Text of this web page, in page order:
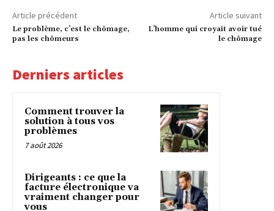
Article précédent
Le problème, c’est le chômage,
pas les chômeurs
Article suivant
L’homme qui croyait avoir tué
le chômage
Derniers articles
Comment trouver la
solution à tous vos
problèmes
7 août 2026
Dirigeants : ce que la
facture électronique va
vraiment changer pour
vous